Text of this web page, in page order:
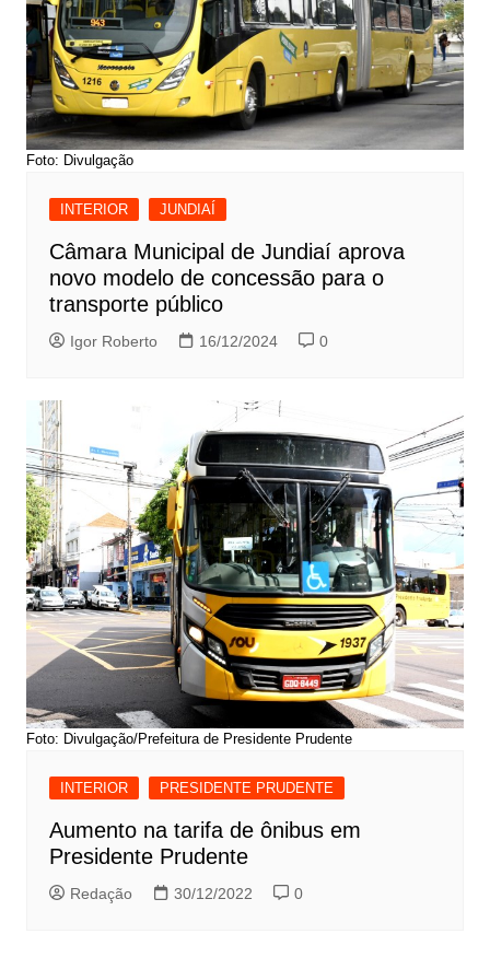
Foto: Divulgação
INTERIOR JUNDIAÍ
Câmara Municipal de Jundiaí aprova
novo modelo de concessão para o
transporte público
Igor Roberto 16/12/2024 0
Foto: Divulgação/Prefeitura de Presidente Prudente
INTERIOR PRESIDENTE PRUDENTE
Aumento na tarifa de ônibus em
Presidente Prudente
Redação 30/12/2022 0